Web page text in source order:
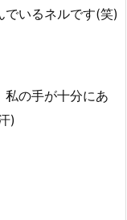
でいるネルです(笑)
私の手が十分にあ
)